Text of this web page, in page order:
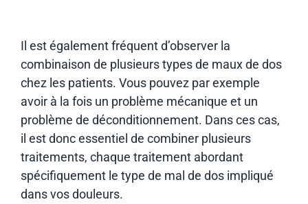
Il est également fréquent d’observer la
combinaison de plusieurs types de maux de dos
chez les patients. Vous pouvez par exemple
avoir à la fois un problème mécanique et un
problème de déconditionnement. Dans ces cas,
il est donc essentiel de combiner plusieurs
traitements, chaque traitement abordant
spécifiquement le type de mal de dos impliqué
dans vos douleurs.